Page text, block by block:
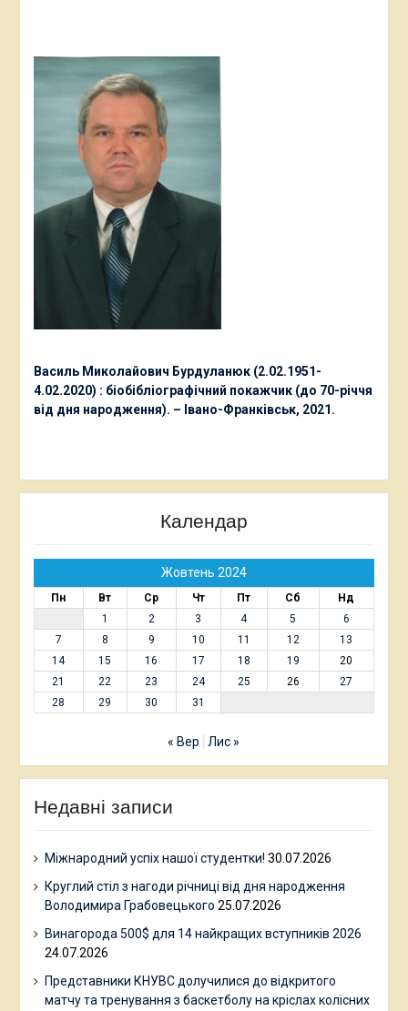
Василь Миколайович Бурдуланюк (2.02.1951-
4.02.2020) : біобібліографічний покажчик (до 70-річчя
від дня народження). – Івано-Франківськ, 2021.
Календар
Жовтень 2024
Пн Вт Ср Чт Пт Сб
Нд
1
2 3 4 5
6
7
8 9 10 11 12
13
14
15 16 17 18 19
20
21
22 23 24 25 26
27
28
29 30 31
« Вер Лис »
Недавні записи
Міжнародний успіх нашої студентки! 30.07.2026
Круглий стіл з нагоди річниці від дня народження
Володимира Грабовецького 25.07.2026
Винагорода 500$ для 14 найкращих вступників 2026
24.07.2026
Представники КНУВС долучилися до відкритого
матчу та тренування з баскетболу на кріслах колісних